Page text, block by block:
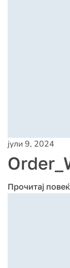
јули 9, 2024
Прочитај